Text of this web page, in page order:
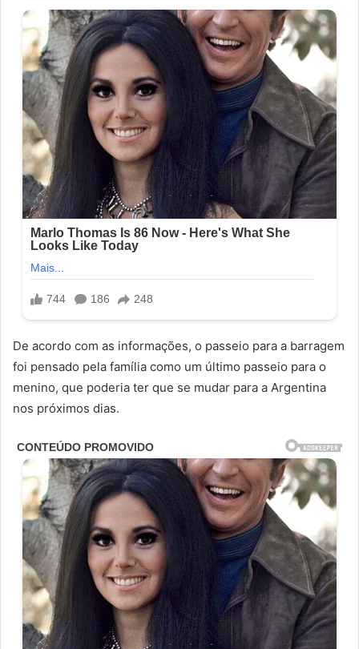
De acordo com as informações, o passeio para a barragem
foi pensado pela família como um último passeio para o
menino, que poderia ter que se mudar para a Argentina
nos próximos dias.